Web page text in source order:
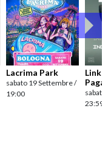
Lacrima Park
sabato 19 Settembre /
19:00
Link
sabato
23:59